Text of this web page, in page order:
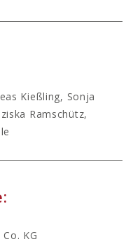
Kießling, Sonja
Ramschütz,
KG